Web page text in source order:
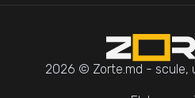
2026 © Zorte.md - scule,